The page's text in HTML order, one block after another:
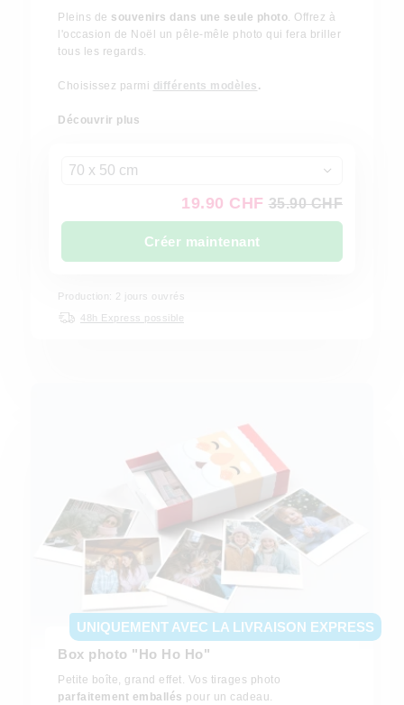
Pleins de souvenirs dans une seule photo. Offrez à
l'occasion de Noël un pêle-mêle photo qui fera briller
tous les regards.
Choisissez parmi différents modèles .
Découvrir plus
70 x 50 cm
19.90 CHF 35.90 CHF
Créer maintenant
Production: 2 jours ouvrés
48h Express possible
UNIQUEMENT AVEC LA LIVRAISON EXPRESS
Box photo "Ho Ho Ho"
Petite boîte, grand effet. Vos tirages photo
parfaitement emballés pour un cadeau.